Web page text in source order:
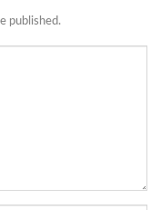
published.